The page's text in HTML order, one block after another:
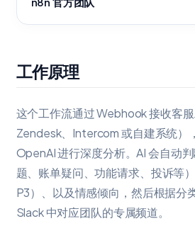
工作原理
这个工作流通过 Webhook 接收客
Zendesk、Intercom 或自建系统）
OpenAI 进行深度分析。AI 会自动
题、账单疑问、功能请求、投诉等
P3）、以及情感倾向，然后根据分
Slack 中对应团队的专属频道。